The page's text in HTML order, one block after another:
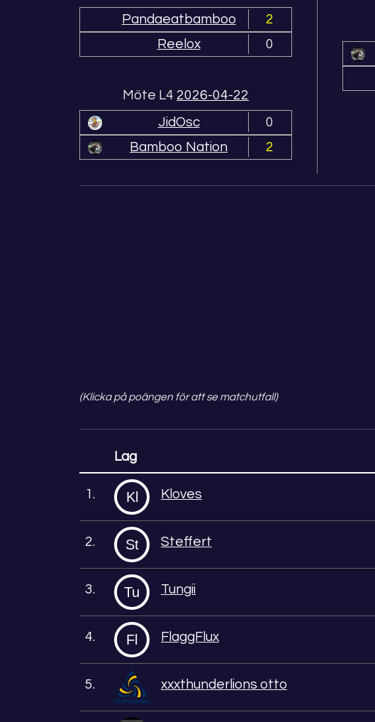
Pandaeatbamboo
2
Reelox
0
Möte L4 2026-04-22
JidOsc
0
Bamboo Nation
2
(Klicka på poängen för att se matchutfall)
Lag
1. Kl Kloves
2. St Steffert
3. Tu Tungii
4. Fl FlaggFlux
5. xxxthunderlions otto